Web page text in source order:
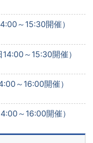
～15:30開催）
～15:30開催）
～16:00開催）
～16:00開催）